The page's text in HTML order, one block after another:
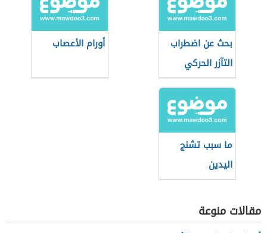
بحث عن اضطراب
التآزر الحركي
أورام الأعصاب
ما سبب تشنج
اليدين
مقالات منوعة